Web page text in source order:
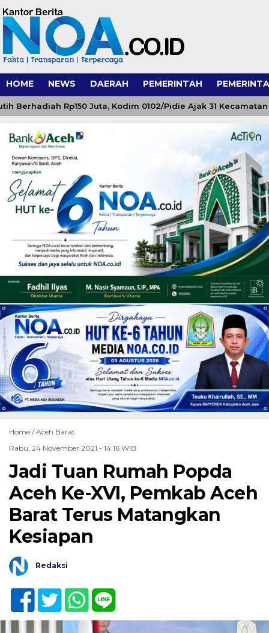
HOME NEWS DAERAH PEMERINTAH
Rp150 Juta, Kodim 0102/Pidie Ajak 31 Kecamatan
Home /Aceh Barat
Rabu, 24 November 2021 - 14:16 WIB
Jadi Tuan Rumah Popda
Aceh Ke-XVI, Pemkab Aceh
Barat Terus Matangkan
Kesiapan
Redaksi